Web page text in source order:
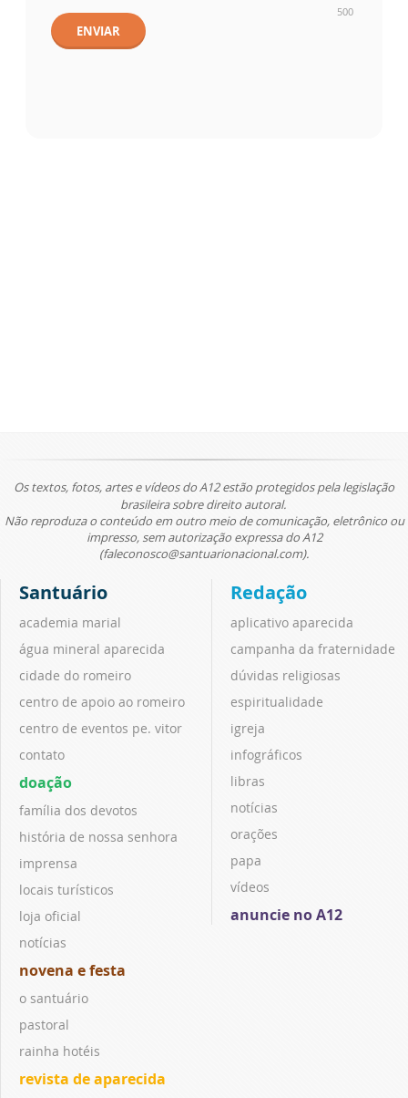
500
ENVIAR
Os textos, fotos, artes e vídeos do A12 estão protegidos pela legislação
brasileira sobre direito autoral.
Não reproduza o conteúdo em outro meio de comunicação, eletrônico ou
impresso, sem autorização expressa do A12
(faleconosco@santuarionacional.com).
Santuário
academia marial
água mineral aparecida
cidade do romeiro
centro de apoio ao romeiro
centro de eventos pe. vitor
contato
doação
família dos devotos
história de nossa senhora
imprensa
locais turísticos
loja oficial
notícias
novena e festa
o santuário
pastoral
rainha hotéis
revista de aparecida
Redação
aplicativo aparecida
campanha da fraternidade
dúvidas religiosas
espiritualidade
igreja
infográficos
libras
notícias
orações
papa
vídeos
anuncie no A12